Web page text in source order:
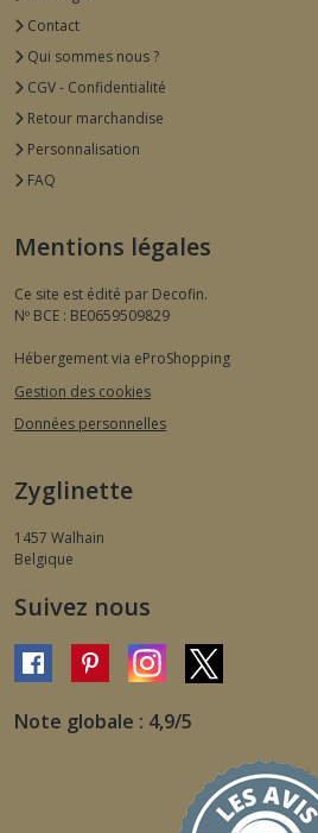
Contact
Qui sommes nous ?
CGV - Confidentialité
Retour marchandise
Personnalisation
FAQ
Mentions légales
Ce site est édité par Decofin.
Nº BCE : BE0659509829
Hébergement via eProShopping
Gestion des cookies
Données personnelles
Zyglinette
1457 Walhain
Belgique
Suivez nous
Note globale : 4,9/5